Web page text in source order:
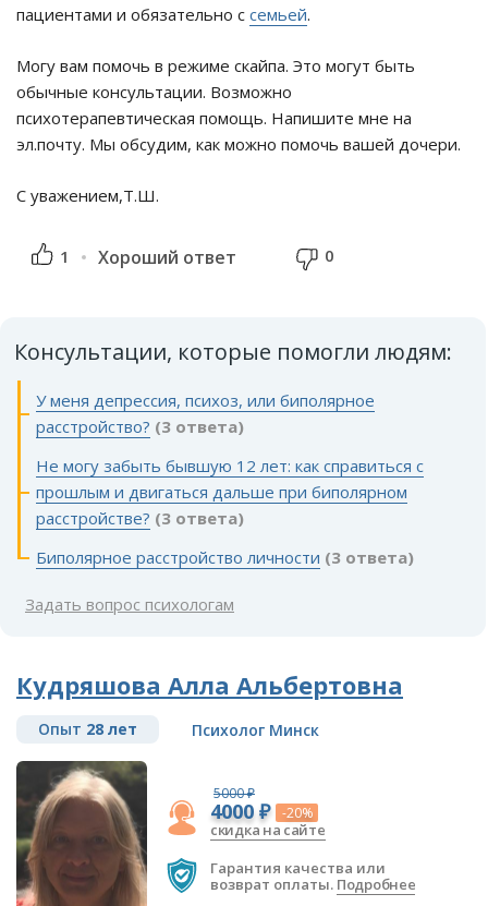
пациентами и обязательно с семьей.
Могу вам помочь в режиме скайпа. Это могут быть
обычные консультации. Возможно
психотерапевтическая помощь. Напишите мне на
эл.почту. Мы обсудим, как можно помочь вашей дочери.
С уважением,Т.Ш.
1 Хороший ответ 0
Консультации, которые помогли людям:
У меня депрессия, психоз, или биполярное
расстройство? (3 ответа)
Не могу забыть бывшую 12 лет: как справиться с
прошлым и двигаться дальше при биполярном
расстройстве? (3 ответа)
Биполярное расстройство личности (3 ответа)
Задать вопрос психологам
Кудряшова Алла Альбертовна
Опыт 28 лет Психолог Минск
5000 ₽
4000 ₽ -20%
скидка на сайте
Гарантия качества или
возврат оплаты. Подробнее